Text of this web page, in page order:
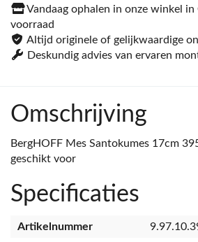
Vandaag ophalen in onze winkel
voorraad
Altijd originele of gelijkwaardige
Deskundig advies van ervaren
Omschrijving
BergHOFF Mes Santokumes 17cm
geschikt voor
Specificaties
Artikelnummer